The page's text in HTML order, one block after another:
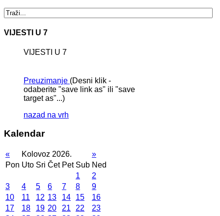
VIJESTI U 7
VIJESTI U 7
Preuzimanje (Desni klik -
odaberite "save link as" ili "save
target as"...)
nazad na vrh
Kalendar
« Kolovoz 2026.
»
Pon Uto Sri Čet Pet Sub Ned
1
2
3
4 5 6 7 8
9
10
11 12 13 14 15
16
17
18 19 20 21 22
23